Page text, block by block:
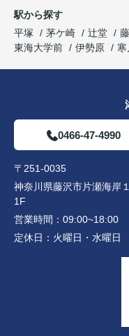
駅から探す
平塚
茅ケ崎 辻堂
東海大学前
伊勢原 寒
0466-47-4990
〒251-0035
神奈川県藤沢市片瀬海岸
1F
営業時間： 09:00~18:00
定休日： 火曜日・水曜日